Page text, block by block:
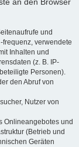
und
frequenz, verwendete
Inhalten und
(z. B. IP-
Personen).
den Abruf von
Nutzer von
Onlineangebotes und
(Betrieb und
Geräten